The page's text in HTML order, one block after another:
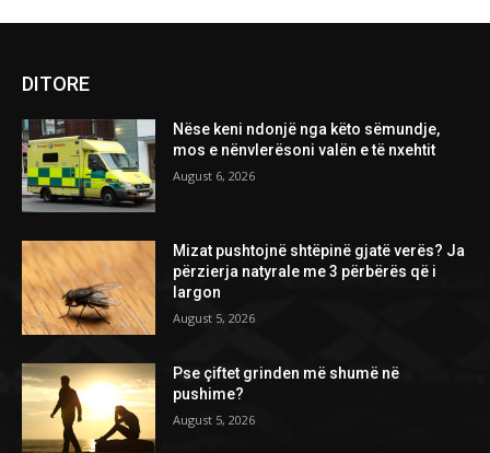
DITORE
Nëse keni ndonjë nga këto sëmundje,
mos e nënvlerësoni valën e të nxehtit
August 6, 2026
Mizat pushtojnë shtëpinë gjatë verës? Ja
përzierja natyrale me 3 përbërës që i
largon
August 5, 2026
Pse çiftet grinden më shumë në
pushime?
August 5, 2026